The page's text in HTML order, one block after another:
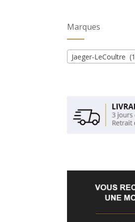
Marques
Jaeger-LeCoultre